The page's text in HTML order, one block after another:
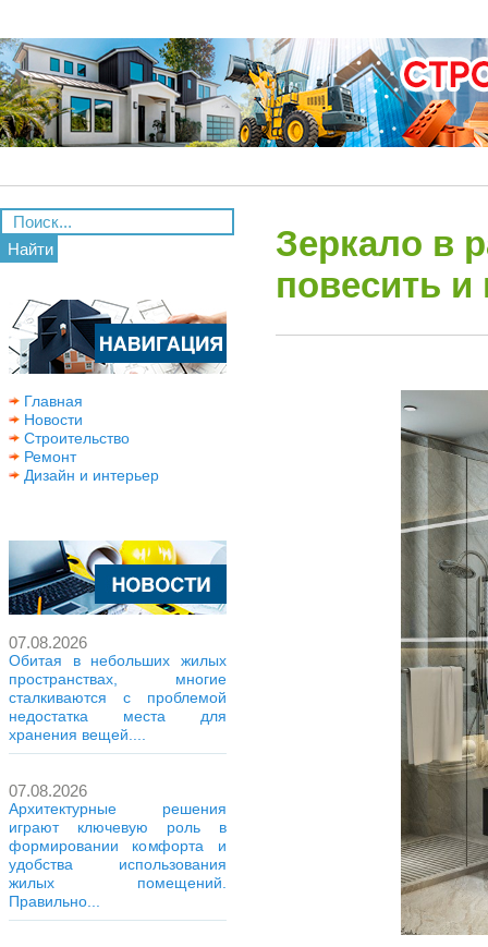
Найти
Главная
Новости
Строительство
Ремонт
Дизайн и интерьер
07.08.2026
Обитая в небольших жилых
пространствах, многие
сталкиваются с проблемой
недостатка места для
хранения вещей....
07.08.2026
Архитектурные решения
играют ключевую роль в
формировании комфорта и
удобства использования
жилых помещений.
Правильно...
Зеркало в
повесить и